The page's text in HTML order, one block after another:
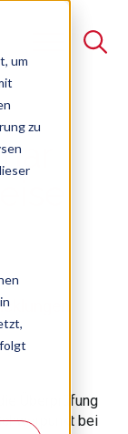
um
zu
leer ist.
Überprüfung
bei